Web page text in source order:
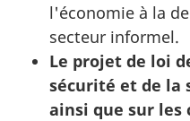
l'économie à la
secteur informel.
Le projet de loi
sécurité et de la
ainsi que sur